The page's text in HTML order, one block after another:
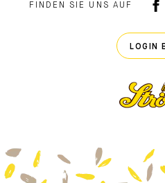
FINDEN SIE UNS AUF
LOGIN